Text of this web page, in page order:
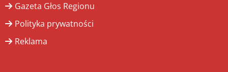
Gazeta Głos Regionu
Polityka prywatności
Reklama